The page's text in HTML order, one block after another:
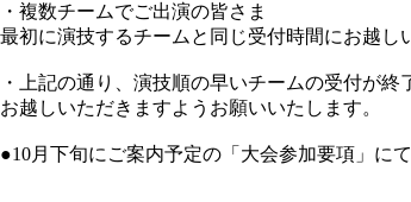
・複数チームでご出演の皆さま
最初に演技するチームと同じ受付時間にお越し
・上記の通り、演技順の早いチームの受付が
お越しいただきますようお願いいたします。
●10月下旬にご案内予定の「大会参加要項」に